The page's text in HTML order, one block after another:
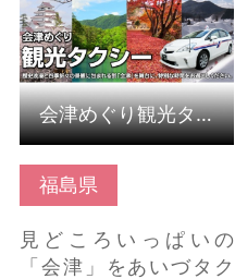
福島県
見どころいっぱいの
「会津」をあいづタク
会津めぐり観光タクシープラン